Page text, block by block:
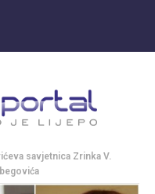
savjetnica Zrinka V.